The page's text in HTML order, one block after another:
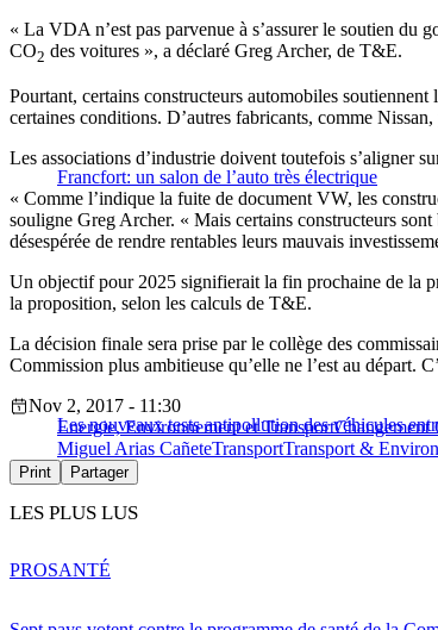
« La VDA n’est pas parvenue à s’assurer le soutien du
CO2 des voitures », a déclaré Greg Archer, de T&E.
Pourtant, certains constructeurs automobiles
certaines conditions. D’autres fabricants, comme
Francfort: un salon de l’auto très électrique
Les associations d’industrie doivent toutefois s’aligner
« Comme l’indique la fuite de document VW, les
souligne Greg Archer. « Mais certains constructeurs
désespérée de rendre rentables leurs mauvais
Un objectif pour 2025 signifierait la fin prochaine de la
la proposition, selon les calculs de T&E.
La décision finale sera prise par le collège des
Commission plus ambitieuse qu’elle ne l’est au départ.
Les nouveaux tests antipollution des véhicules
Nov 2, 2017 - 11:30
Energie, Environnement et TransportChangement
Miguel Arias CañeteTransportTransport &
Print Partager
LES PLUS LUS
PROSANTÉ